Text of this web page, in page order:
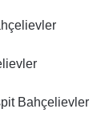
Bahçelievler